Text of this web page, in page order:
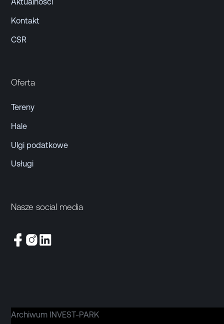
Aktualności
Kontakt
CSR
Oferta
Tereny
Hale
Ulgi podatkowe
Usługi
Nasze social media
Archiwum INVEST-PARK